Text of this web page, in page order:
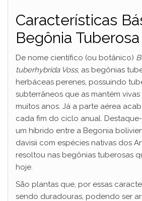
Características
Begônia Tuberosa
De nome científico (ou botânico)
tuberhybrida Voss, as begônias
herbáceas perenes, possuindo
subterrâneos que as mantém
muitos anos. Já a parte aérea
cada fim do ciclo anual.
um híbrido entre a Begonia
davisii com espécies nativas dos
resoltou nas begônias tuberosas
hoje.
São plantas que, por essas
sendo duradouras, podendo ser